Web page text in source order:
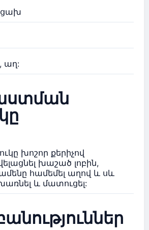
աղ:
խոշոր քերիչով
խաշած լոբին,
համեմել աղով և սև
և մատուցել: